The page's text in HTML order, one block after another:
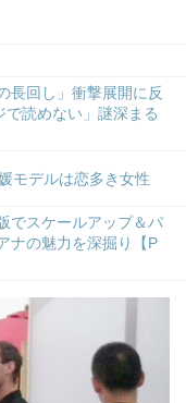
長回し」衝撃展開に反
で読めない」謎深まる
モデルは恋多き女性
でスケールアップ＆パ
ナの魅力を深掘り【P